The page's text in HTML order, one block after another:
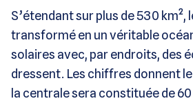
S’étendant sur plus de 530 km²,
transformé en un véritable
solaires avec, par endroits, des
dressent. Les chiffres donnent
la centrale sera constituée de